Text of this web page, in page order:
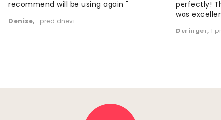
recommend will be using again "
Denise, 1 pred dnevi
perfectly!
was
Deringer, 1